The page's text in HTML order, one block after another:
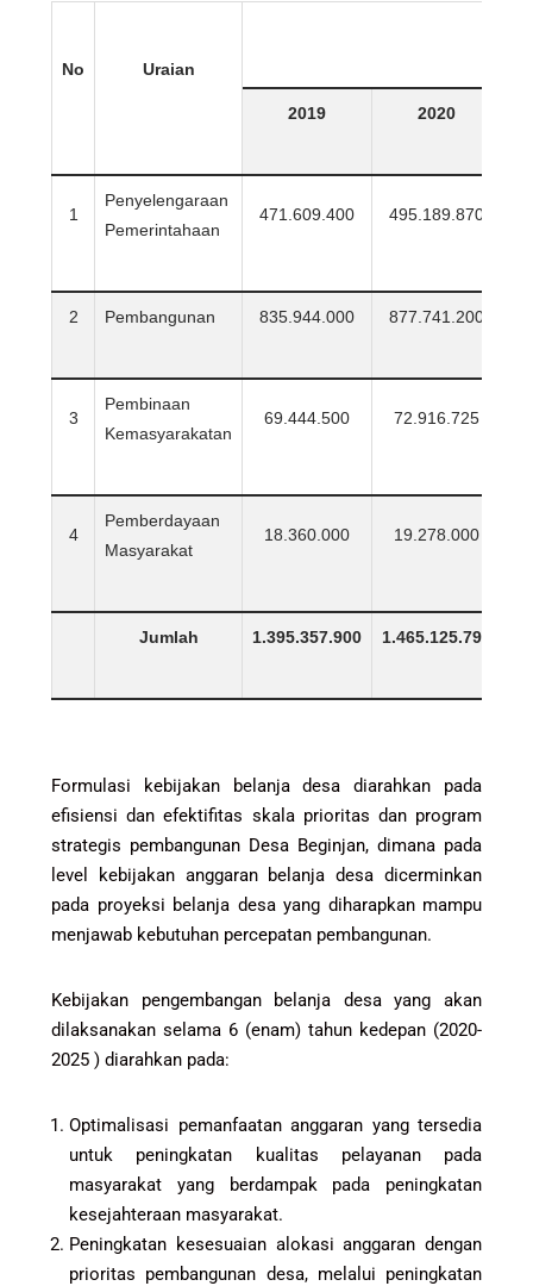
No Uraian
2019 2020
1
Penyelengaraan
Pemerintahaan
471.609.400 495.189.870
2 Pembangunan 835.944.000 877.741.200
3
Pembinaan
Kemasyarakatan
69.444.500 72.916.725
4
Pemberdayaan
Masyarakat
18.360.000 19.278.000
Jumlah 1.395.357.900 1.465.125.795
Formulasi kebijakan belanja desa diarahkan pada
efisiensi dan efektifitas skala prioritas dan program
strategis pembangunan Desa Beginjan, dimana pada
level kebijakan anggaran belanja desa dicerminkan
pada proyeksi belanja desa yang diharapkan mampu
menjawab kebutuhan percepatan pembangunan.
Kebijakan pengembangan belanja desa yang akan
dilaksanakan selama 6 (enam) tahun kedepan (2020-
2025 ) diarahkan pada:
Optimalisasi pemanfaatan anggaran yang tersedia
untuk peningkatan kualitas pelayanan pada
masyarakat yang berdampak pada peningkatan
kesejahteraan masyarakat.
Peningkatan kesesuaian alokasi anggaran dengan
prioritas pembangunan desa, melalui peningkatan